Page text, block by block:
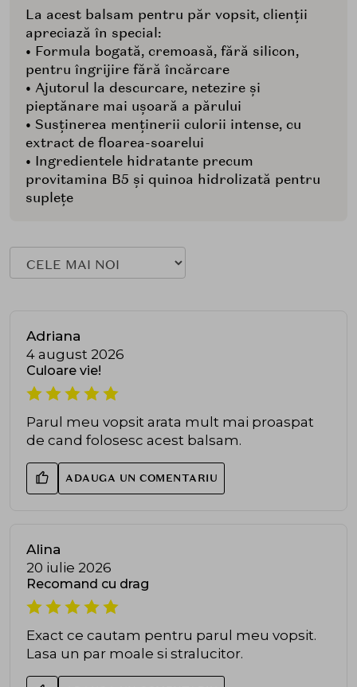
La acest balsam pentru păr vopsit, clienții
apreciază în special:
• Formula bogată, cremoasă, fără silicon,
pentru îngrijire fără încărcare
• Ajutorul la descurcare, netezire și
pieptănare mai ușoară a părului
• Susținerea menținerii culorii intense, cu
extract de floarea-soarelui
• Ingredientele hidratante precum
provitamina B5 și quinoa hidrolizată pentru
suplețe
Adriana
4 august 2026
Culoare vie!
Parul meu vopsit arata mult mai proaspat
de cand folosesc acest balsam.
ADAUGA UN COMENTARIU
Alina
20 iulie 2026
Recomand cu drag
Exact ce cautam pentru parul meu vopsit.
Lasa un par moale si stralucitor.